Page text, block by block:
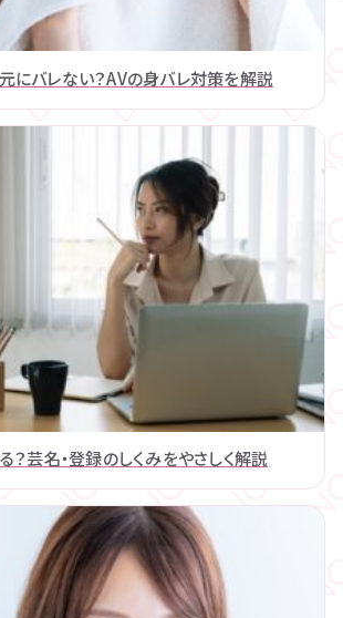
にバレない？AVの身バレ対策を解説
？芸名・登録のしくみをやさしく解説